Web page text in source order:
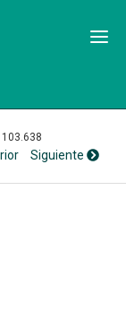
103.638
Siguiente